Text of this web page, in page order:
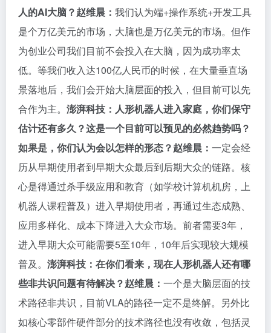
人的AI大脑？赵维晨： 我们认为端+操作系统+开发工具
是个万亿美元的市场，大脑也是万亿美元的市场。但作
为创业公司我们目前不会投入在大脑，因为成功率太
低。等我们收入达100亿人民币的时候，在大量垂直场
景落地后，我们会开始大脑层面的投入，但目前可以先
合作为主。 澎湃科技：人形机器人进入家庭，你们保守
估计还有多久？这是一个目前可以预见的必然趋势吗？
如果是，你们认为会以怎样的形态？赵维晨： 一定会经
历从早期使用者到早期大众最后到后期大众的链路。核
心是得通过杀手级应用和教育（如学校计算机机房，上
机器人课程普及）进入早期使用者，再通过生态成熟、
应用多样化、成本下降进入大众市场。前者需要3年，
进入早期大众可能需要5至10年，10年后实现较大规模
普及。 澎湃科技：在你们看来，现在人形机器人还有哪
些非共识问题有待解决？赵维晨： 一个是大脑层面的技
术路径非共识，目前VLA的路径一定不是终解。另外比
如核心零部件硬件部分的技术路径也没有收敛，包括灵